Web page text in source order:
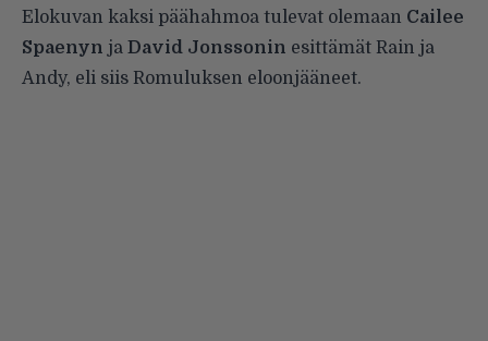
Elokuvan kaksi päähahmoa tulevat olemaan Cailee
Spaenyn ja David Jonssonin esittämät Rain ja
Andy, eli siis Romuluksen eloonjääneet.